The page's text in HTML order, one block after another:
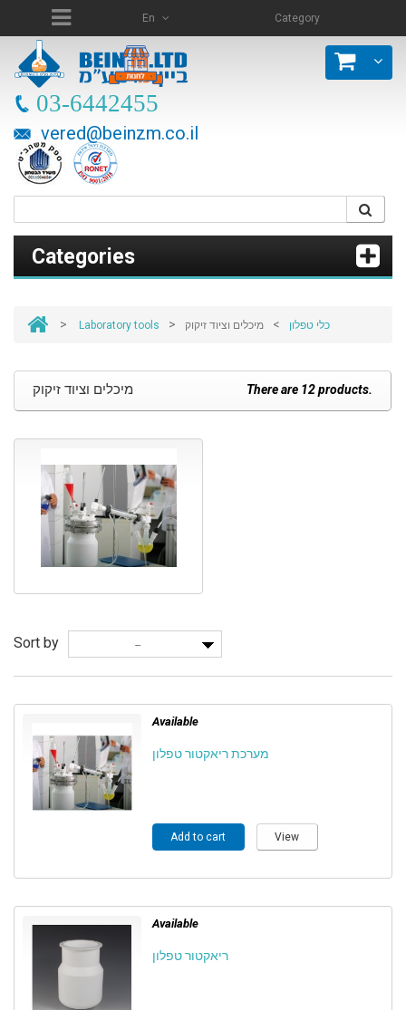
En Category
03-6442455
vered@beinzm.co.il
Categories
> Laboratory tools > כלי טפלון > מיכלים וציוד זיקוק
מיכלים וציוד זיקוק There are 12 products.
Sort by --
Available
מערכת ריאקטור טפלון
Add to cart View
Available
ריאקטור טפלון